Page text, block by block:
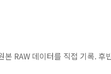
RAW 데이터를 직접 기록. 후반